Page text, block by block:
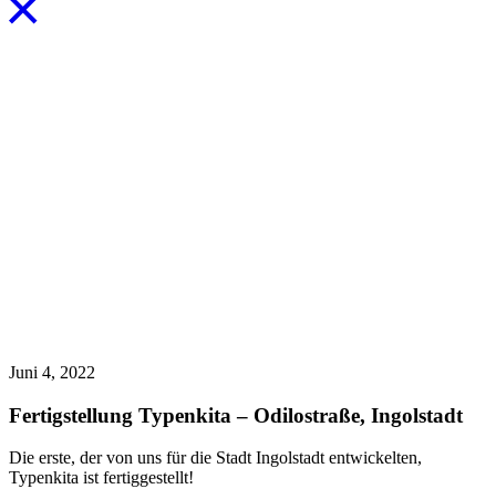
Juni 4, 2022
Fertigstellung Typenkita – Odilostraße, Ingolstadt
Die erste, der von uns für die Stadt Ingolstadt entwickelten,
Typenkita ist fertiggestellt!